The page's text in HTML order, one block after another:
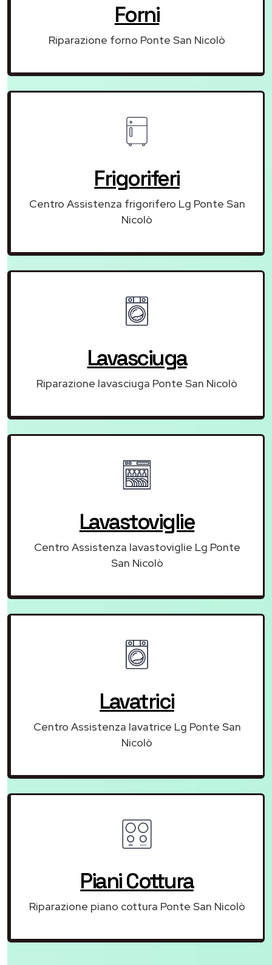
Forni
Riparazione forno Ponte San Nicolò
Frigoriferi
Centro Assistenza frigorifero Lg Ponte San
Nicolò
Lavasciuga
Riparazione lavasciuga Ponte San Nicolò
Lavastoviglie
Centro Assistenza lavastoviglie Lg Ponte
San Nicolò
Lavatrici
Centro Assistenza lavatrice Lg Ponte San
Nicolò
Piani Cottura
Riparazione piano cottura Ponte San Nicolò